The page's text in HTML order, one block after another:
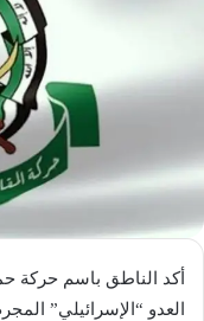
أكد الناطق باسم حركة
العدو “الإسرائيلي”